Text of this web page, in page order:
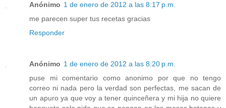
Anónimo 1 de enero de 2012 a las 8:17 p.m.
me parecen super tus recetas gracias
Responder
Anónimo 1 de enero de 2012 a las 8:20 p.m.
puse mi comentario como anonimo por que no tengo
correo ni nada pero la verdad son perfectas, me sacan de
un apuro ya que voy a tener quinceñera y mi hija no quiere